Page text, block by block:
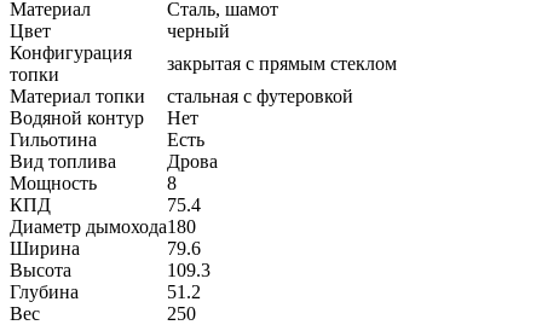
Материал
Сталь, шамот
Цвет
черный
Конфигурация
топки
закрытая с прямым стеклом
Материал топки
стальная с футеровкой
Водяной контур
Нет
Гильотина
Есть
Вид топлива
Дрова
Мощность
8
КПД
75.4
Диаметр дымохода180
Ширина
79.6
Высота
109.3
Глубина
51.2
Вес
250